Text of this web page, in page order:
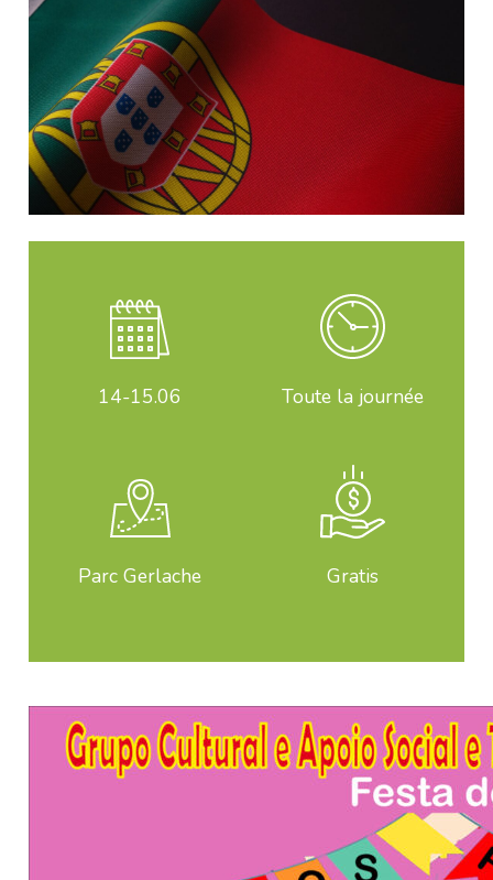
14-15.06 Toute la journée
Parc Gerlache Gratis